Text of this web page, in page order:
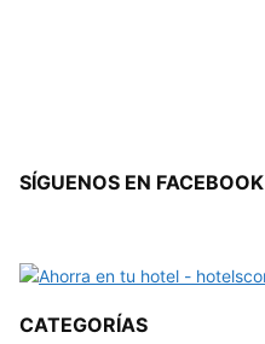
SÍGUENOS EN FACEBOOK
CATEGORÍAS